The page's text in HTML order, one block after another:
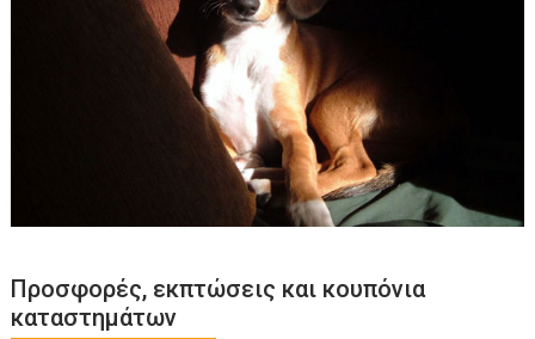
Προσφορές, εκπτώσεις και κουπόνια
καταστημάτων